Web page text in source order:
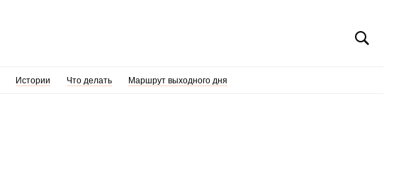
Истории Что делать Маршрут выходного дня